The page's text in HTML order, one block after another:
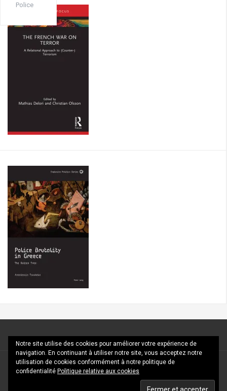
Police
Fièrement propulsé par WordPress
Notre site utilise des cookies pour améliorer votre expérience de
navigation. En continuant à utiliser notre site, vous acceptez notre
utilisation de cookies conformément à notre politique de
confidentialité Politique relative aux cookies